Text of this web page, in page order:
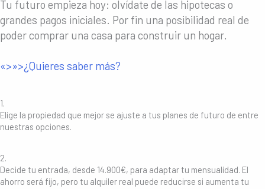
Tu futuro empieza hoy: olvídate de las hipotecas o
grandes pagos iniciales. Por fin una posibilidad real de
poder comprar una casa para construir un hogar.
«>»>¿Quieres saber más?
1.
Elige la propiedad que mejor se ajuste a tus planes de futuro de entre
nuestras opciones.
2.
Decide tu entrada, desde 14.900€, para adaptar tu mensualidad. El
ahorro será fijo, pero tu alquiler real puede reducirse si aumenta tu